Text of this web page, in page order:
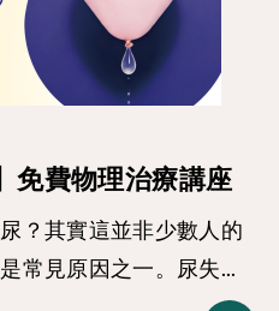
免費物理治療講座
？其實這並非少數人的
常見原因之一。尿失...